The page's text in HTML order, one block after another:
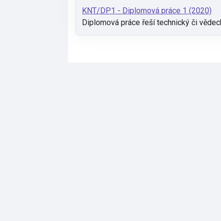
KNT/DP1 - Diplomová práce 1 (2020)
Diplomová práce řeší technický či